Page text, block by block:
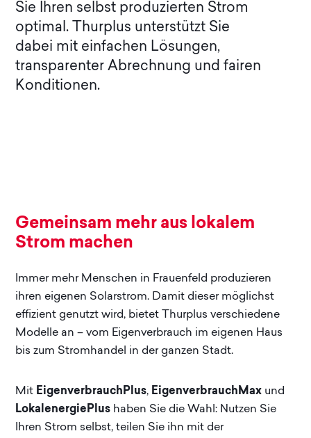
Sie Ihren selbst produzierten Strom
optimal. Thurplus unterstützt Sie
dabei mit einfachen Lösungen,
transparenter Abrechnung und fairen
Konditionen.
Gemeinsam mehr aus lokalem
Strom machen
Immer mehr Menschen in Frauenfeld produzieren
ihren eigenen Solarstrom. Damit dieser möglichst
effizient genutzt wird, bietet Thurplus verschiedene
Modelle an – vom Eigenverbrauch im eigenen Haus
bis zum Stromhandel in der ganzen Stadt.
Mit EigenverbrauchPlus, EigenverbrauchMax und
LokalenergiePlus haben Sie die Wahl: Nutzen Sie
Ihren Strom selbst, teilen Sie ihn mit der